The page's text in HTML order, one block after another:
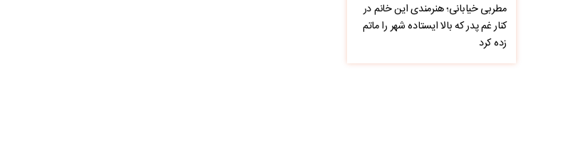
مطربی خیابانی؛ هنرمندی این خانم در
کنار غم پدر که بالا ایستاده شهر را ماتم
زده کرد